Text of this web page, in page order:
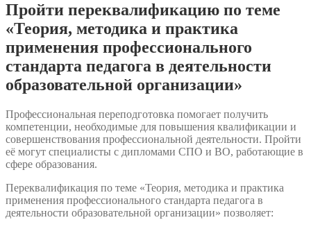
Пройти переквалификацию по теме
«Теория, методика и практика
применения профессионального
стандарта педагога в деятельности
образовательной организации»
Профессиональная переподготовка помогает получить
компетенции, необходимые для повышения квалификации и
совершенствования профессиональной деятельности. Пройти
её могут специалисты с дипломами СПО и ВО, работающие в
сфере образования.
Переквалификация по теме «Теория, методика и практика
применения профессионального стандарта педагога в
деятельности образовательной организации» позволяет: